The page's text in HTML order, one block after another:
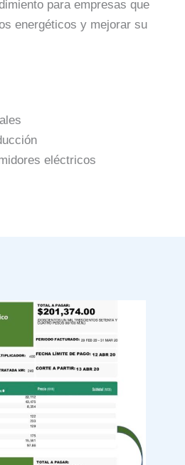
para empresas que
energéticos y mejorar su
eléctricos